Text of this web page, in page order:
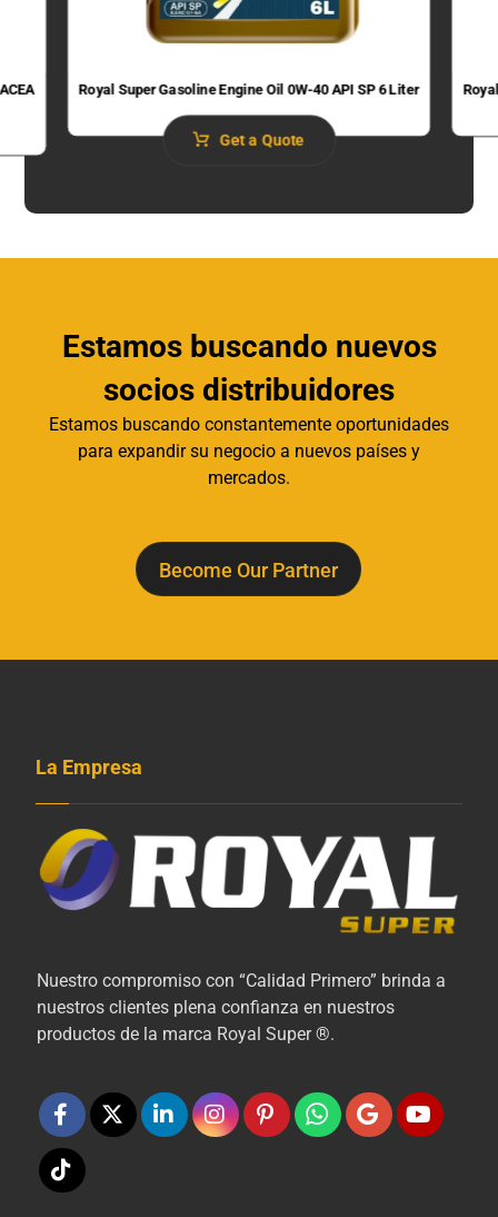
Royal Super Gasoline Engine Oil 0W-40 API SP 6 Liter
Get a Quote
Estamos buscando nuevos
socios distribuidores
Estamos buscando constantemente oportunidades
para expandir su negocio a nuevos países y
mercados.
Become Our Partner
La Empresa
Nuestro compromiso con “Calidad Primero” brinda a
nuestros clientes plena confianza en nuestros
productos de la marca Royal Super ®.